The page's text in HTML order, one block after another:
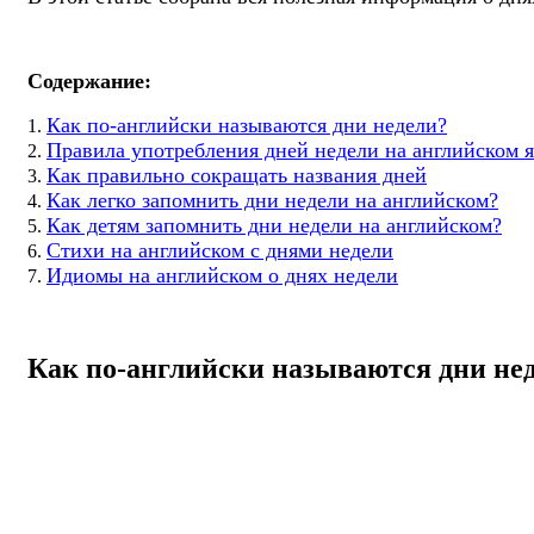
Содержание:
Как по-английски называются дни недели?
Правила употребления дней недели на английском
Как правильно сокращать названия дней
Как легко запомнить дни недели на английском?
Как детям запомнить дни недели на английском?
Стихи на английском с днями недели
Идиомы на английском о днях недели
Как по-английски называются дни